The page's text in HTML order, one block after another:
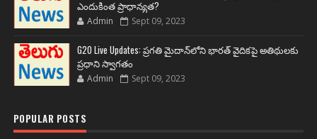
ఎందుకింత ప్రాధాన్యత?
Admin Sept 09, 2023
G20 Live Updates: ప్రగతి మైదాన్‌లోని భారత్ వైదికపై అతిథులకు
ప్రధాని స్వాగతం
Admin Sept 09, 2023
POPULAR POSTS